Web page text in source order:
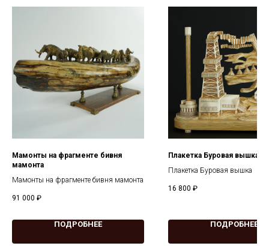
Мамонты на фрагменте бивня
мамонта
Мамонты на фрагменте бивня мамонта
91 000 ₽
ПОДРОБНЕЕ
Плакетка Буровая вышка
Плакетка Буровая вышка
16 800 ₽
ПОДРОБНЕЕ